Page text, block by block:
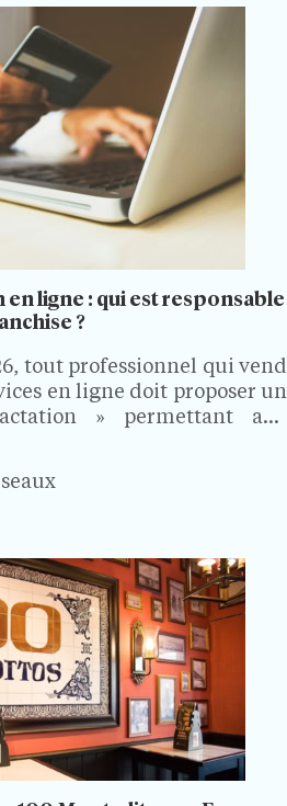
ligne : qui est responsable
?
tout professionnel qui vend
en ligne doit proposer un
» permettant aux
réseau de franchise, où les…